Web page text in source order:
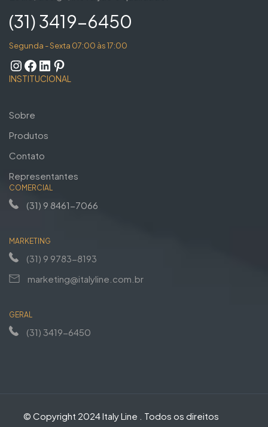
(31) 3419-6450
Segunda - Sexta 07:00 às 17:00
INSTITUCIONAL
Sobre
Produtos
Contato
Representantes
COMERCIAL
(31) 9 8461-7066
MARKETING
(31) 9 9783-8193
marketing@italyline.com.br
GERAL
(31) 3419-6450
© Copyright 2024 Italy Line . Todos os direitos